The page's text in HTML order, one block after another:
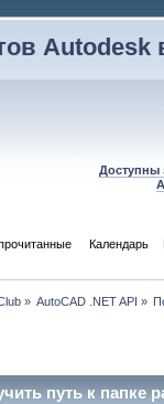
Autodesk
Доступны
Календарь
» AutoCAD .NET API »
путь к папке